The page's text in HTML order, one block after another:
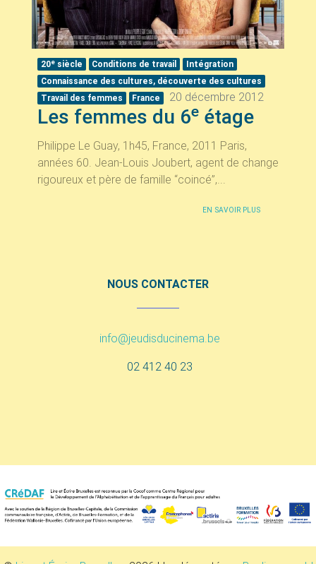
20esiècle Conditions de travail
Intégration
Connaissance des cultures, découverte des cultures
Travail des femmes
France 20 décembre 2012
Les femmes du 6e étage
Philippe Le Guay, 1h45, France, 2011 Paris,
années 60. Jean-Louis Joubert, agent de change
rigoureux et père de famille “coincé”,...
EN SAVOIR PLUS
NOUS CONTACTER
info@jeudisducinema.be
02 412 40 23